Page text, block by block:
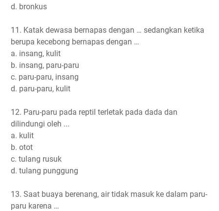
d. bronkus
11. Katak dewasa bernapas dengan … sedangkan ketika
berupa kecebong bernapas dengan …
a. insang, kulit
b. insang, paru-paru
c. paru-paru, insang
d. paru-paru, kulit
12. Paru-paru pada reptil terletak pada dada dan
dilindungi oleh ...
a. kulit
b. otot
c. tulang rusuk
d. tulang punggung
13. Saat buaya berenang, air tidak masuk ke dalam paru-
paru karena …